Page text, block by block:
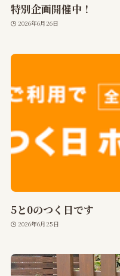
特別企画開催中！
2026年6月26日
5と0のつく日です
2026年6月25日